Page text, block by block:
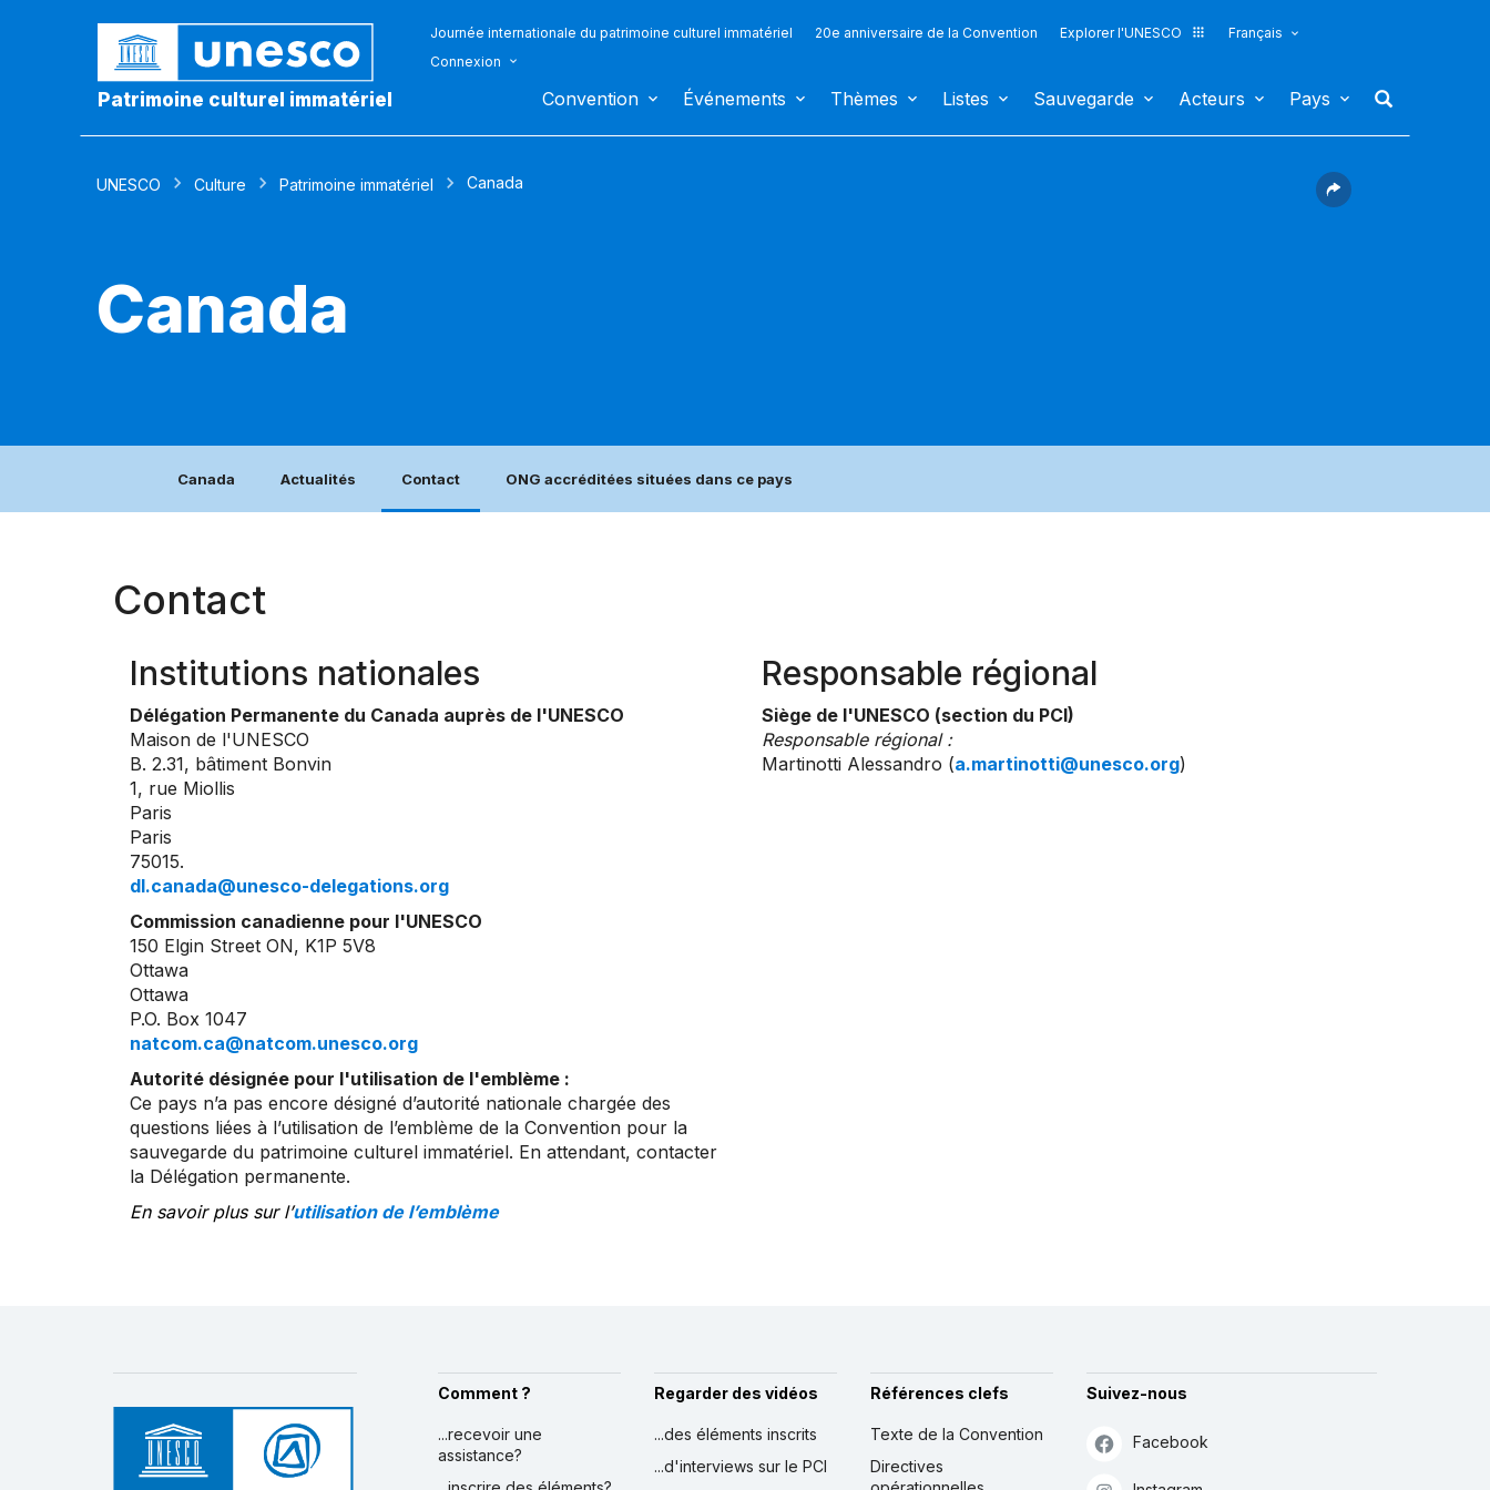
Patrimoine culturel immatériel
Journée internationale du patrimoine culturel immatériel 20e anniversaire de la Convention Explorer l'UNESCO
Français
Connexion
Convention Événements Thèmes Listes Sauvegarde Acteurs Pays
UNESCO Culture Patrimoine immatériel Canada
Canada
Canada Actualités Contact ONG accréditées situées dans ce pays
Contact
Institutions nationales
Délégation Permanente du Canada auprès de l'UNESCO
Maison de l'UNESCO
B. 2.31, bâtiment Bonvin
1, rue Miollis
Paris
Paris
75015.
dl.canada@unesco-delegations.org
Commission canadienne pour l'UNESCO
150 Elgin Street ON, K1P 5V8
Ottawa
Ottawa
P.O. Box 1047
natcom.ca@natcom.unesco.org
Autorité désignée pour l'utilisation de l'emblème :
Ce pays n’a pas encore désigné d’autorité nationale chargée des
questions liées à l’utilisation de l’emblème de la Convention pour la
sauvegarde du patrimoine culturel immatériel. En attendant, contacter
la Délégation permanente.
En savoir plus sur l’utilisation de l’emblème
Responsable régional
Siège de l'UNESCO (section du PCI)
Responsable régional :
Martinotti Alessandro (a.martinotti@unesco.org)
Comment ?
...recevoir une
assistance?
Regarder des vidéos
...des éléments inscrits
...d'interviews sur le PCI
Références clefs
Texte de la Convention
Directives
Suivez-nous
Facebook